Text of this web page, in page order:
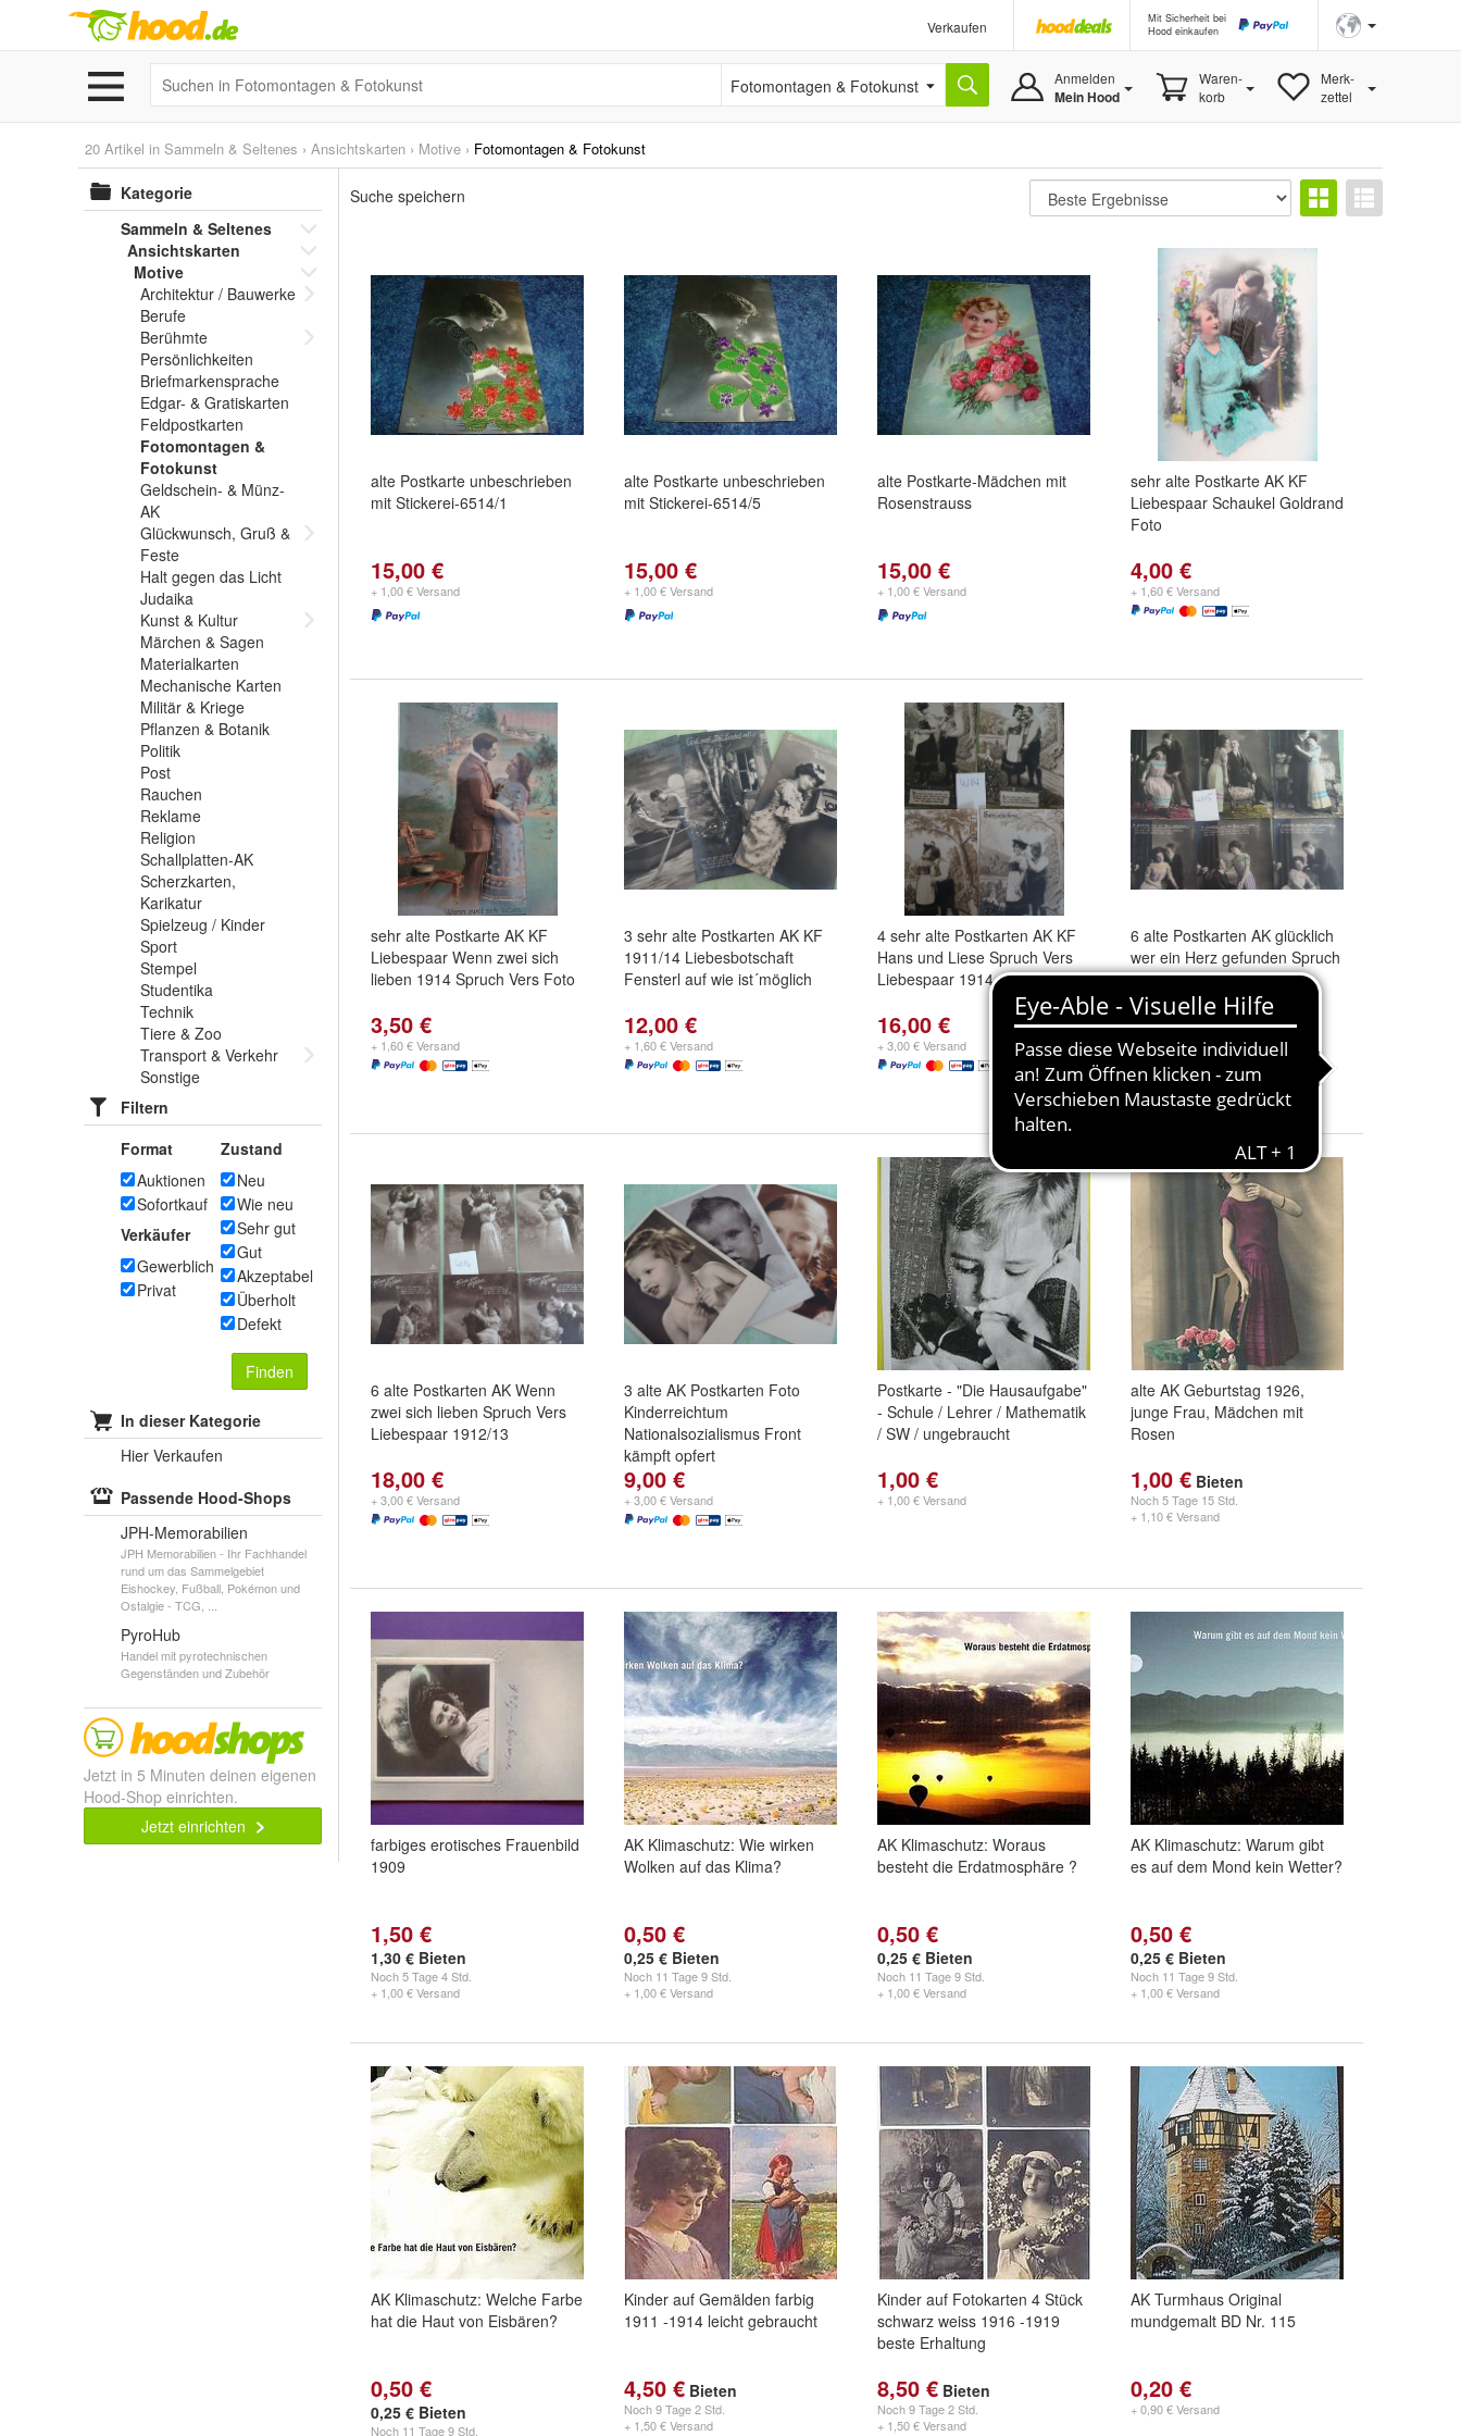
Verkaufen
Mit Sicherheit bei
Hood einkaufen
Fotomontagen & Fotokunst Anmelden
Mein Hood
Waren-
korb
Merk-
zettel
20 Artikel in Sammeln & Seltenes › Ansichtskarten › Motive › Fotomontagen & Fotokunst
Kategorie
Sammeln & Seltenes
Ansichtskarten
Motive
Architektur / Bauwerke
Berufe
Berühmte
Persönlichkeiten
Briefmarkensprache
Edgar- & Gratiskarten
Feldpostkarten
Fotomontagen &
Fotokunst
Geldschein- & Münz-
AK
Glückwunsch, Gruß &
Feste
Halt gegen das Licht
Judaika
Kunst & Kultur
Märchen & Sagen
Materialkarten
Mechanische Karten
Militär & Kriege
Pflanzen & Botanik
Politik
Post
Rauchen
Reklame
Religion
Schallplatten-AK
Scherzkarten,
Karikatur
Spielzeug / Kinder
Sport
Stempel
Studentika
Technik
Tiere & Zoo
Transport & Verkehr
Sonstige
Filtern
Format
Auktionen
Sofortkauf
Verkäufer
Gewerblich
Privat
Zustand
Neu
Wie neu
Sehr gut
Gut
Akzeptabel
Überholt
Defekt
Finden
In dieser Kategorie
Hier Verkaufen
Passende Hood-Shops
JPH-Memorabilien
JPH Memorabilien - Ihr Fachhandel
rund um das Sammelgebiet
Eishockey, Fußball, Pokémon und
Ostalgie - TCG, ...
PyroHub
Handel mit pyrotechnischen
Gegenständen und Zubehör
Jetzt in 5 Minuten deinen eigenen
Hood-Shop einrichten.
Jetzt einrichten
Suche speichern
alte Postkarte unbeschrieben
mit Stickerei-6514/1
15,00 €
+ 1,00 € Versand
alte Postkarte unbeschrieben
mit Stickerei-6514/5
15,00 €
+ 1,00 € Versand
alte Postkarte-Mädchen mit
Rosenstrauss
15,00 €
+ 1,00 € Versand
sehr alte Postkarte AK KF
Liebespaar Schaukel Goldrand
Foto
4,00 €
+ 1,60 € Versand
sehr alte Postkarte AK KF
Liebespaar Wenn zwei sich
lieben 1914 Spruch Vers Foto
3,50 €
+ 1,60 € Versand
3 sehr alte Postkarten AK KF
1911/14 Liebesbotschaft
Fensterl auf wie ist´möglich
12,00 €
+ 1,60 € Versand
4 sehr alte Postkarten AK KF
Hans und Liese Spruch Vers
Liebespaar 1914
16,00 €
+ 3,00 € Versand
6 alte Postkarten AK glücklich
wer ein Herz gefunden Spruch
Vers Liebespaar 1912
30,00 €
+ 3,00 € Versand
6 alte Postkarten AK Wenn
zwei sich lieben Spruch Vers
Liebespaar 1912/13
18,00 €
+ 3,00 € Versand
3 alte AK Postkarten Foto
Kinderreichtum
Nationalsozialismus Front
kämpft opfert
9,00 €
+ 3,00 € Versand
Postkarte - "Die Hausaufgabe"
- Schule / Lehrer / Mathematik
/ SW / ungebraucht
1,00 €
+ 1,00 € Versand
alte AK Geburtstag 1926,
junge Frau, Mädchen mit
Rosen
1,00 € Bieten
Noch5 Tage 15 Std.
+ 1,10 € Versand
farbiges erotisches Frauenbild
1909
1,50 €
1,30 € Bieten
Noch5 Tage 4 Std.
+ 1,00 € Versand
AK Klimaschutz: Wie wirken
Wolken auf das Klima?
0,50 €
0,25 € Bieten
Noch 11 Tage 9 Std.
+ 1,00 € Versand
AK Klimaschutz: Woraus
besteht die Erdatmosphäre ?
0,50 €
0,25 € Bieten
Noch 11 Tage 9 Std.
+ 1,00 € Versand
AK Klimaschutz: Warum gibt
es auf dem Mond kein Wetter?
0,50 €
0,25 € Bieten
Noch 11 Tage 9 Std.
+ 1,00 € Versand
AK Klimaschutz: Welche Farbe
hat die Haut von Eisbären?
0,50 €
0,25 € Bieten
Noch 11 Tage 9 Std.
Kinder auf Gemälden farbig
1911 -1914 leicht gebraucht
4,50 € Bieten
Noch9 Tage 2 Std.
+ 1,50 € Versand
Kinder auf Fotokarten 4 Stück
schwarz weiss 1916 -1919
beste Erhaltung
8,50 € Bieten
Noch9 Tage 2 Std.
+ 1,50 € Versand
AK Turmhaus Original
mundgemalt BD Nr. 115
0,20 €
+ 0,90 € Versand